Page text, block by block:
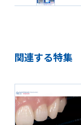
関連する特集